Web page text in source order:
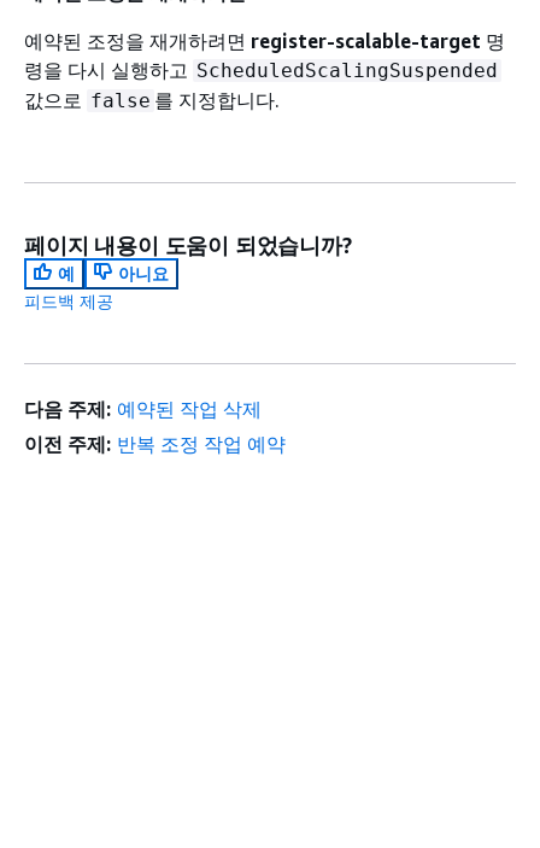
예약된 조정을 재개하려면 register-scalable-target 명
령을 다시 실행하고 ScheduledScalingSuspended
값으로 false 를 지정합니다.
페이지 내용이 도움이 되었습니까?
예
아니요
피드백 제공
다음 주제: 예약된 작업 삭제
이전 주제: 반복 조정 작업 예약